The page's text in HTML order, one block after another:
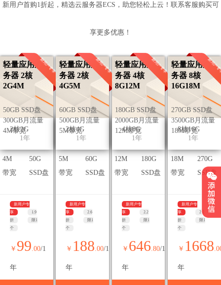
新用户首购1折起，精选云服务器ECS，助您轻松上云！联系客服购买可
享更多优惠！
轻量应用服
务器 2核
2G4M
50GB SSD盘
300GB月流量
4M带宽
新用户专享
2核2G
1年
4M
带宽
50G
SSD盘
新用户专
享
1.9
折
限1
个
￥ 99.00/1
年
轻量应用服
务器 2核
4G5M
60GB SSD盘
500GB月流量
5M带宽
新用户专享
2核4G
1年
5M
带宽
60G
SSD盘
新用户专
享
2.6
折
限1
个
￥ 188.00/1
年
轻量应用服
务器 4核
8G12M
180GB SSD盘
2000GB月流量
12M带宽
新用户专享
4核8G
1年
12M
带宽
180G
SSD盘
新用户专
享
2.2
折
限1
个
￥ 646.80/1
年
轻量应用服
务器 8核
16G18M
270GB SSD盘
3500GB月流量
18M带宽
新用户
8核16G
1年
18M
带宽
270G
SSD盘
新用户专
享
2.2
折
限1
个
￥ 1668
年